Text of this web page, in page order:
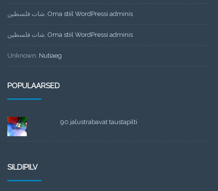
شات فلسطين, Oma stiil WordPressi adminis
شات فلسطين, Oma stiil WordPressi adminis
Unknown, Nutiaeg
POPULAARSED
90 jalustrabavat taustapilti
SILDIPILV